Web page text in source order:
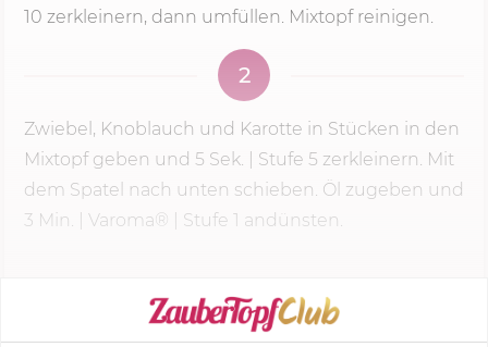
10 zerkleinern, dann umfüllen. Mixtopf reinigen.
2
Zwiebel, Knoblauch und Karotte in Stücken in den
Mixtopf geben und 5 Sek. Stufe 5 zerkleinern. Mit
dem Spatel nach unten schieben. Öl zugeben und
3 Min.
| Varoma® | Stufe 1 andünsten.
KOCHMODUS STARTEN